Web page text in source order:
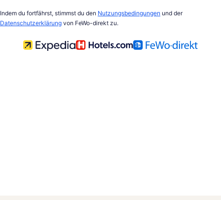
Indem du fortfährst, stimmst du den Nutzungsbedingungen und der
Datenschutzerklärung von FeWo-direkt zu.